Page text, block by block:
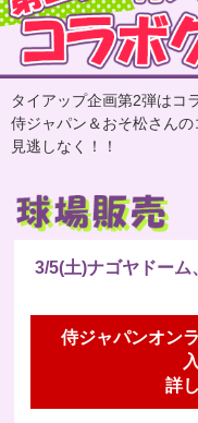
タイアップ企画第2弾はコ
侍ジャパン＆おそ松さん
見逃しなく！！
3/5(土)ナゴヤドーム
侍ジャパンオン
詳